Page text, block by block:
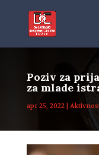
Poziv za
za mlade
apr 25, 2022|